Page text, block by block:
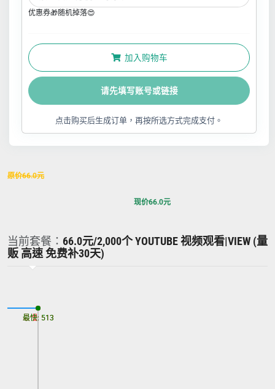
优惠券🎁随机掉落😍
加入购物车
请先填写账号或链接
点击购买后生成订单，再按所选方式完成支付。
原价66.0元
现价66.0元
当前套餐： 66.0元/2,000个 YOUTUBE 视频观看|VIEW (量
贩 高速 免费补30天)
最慢: 513
最快: 513